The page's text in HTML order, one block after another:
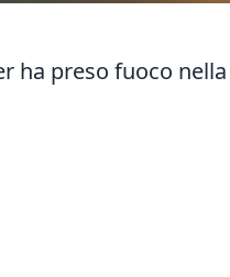
ha preso fuoco